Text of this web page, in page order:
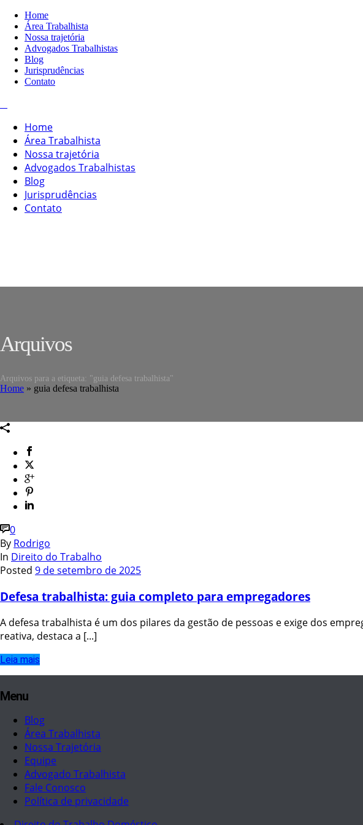
Home
Área Trabalhista
Nossa trajetória
Advogados Trabalhistas
Blog
Jurisprudências
Contato
Home
Área Trabalhista
Nossa trajetória
Advogados Trabalhistas
Blog
Jurisprudências
Contato
Arquivos
Arquivos para a etiqueta: "guia defesa trabalhista"
Home » guia defesa trabalhista
0
By Rodrigo
In Direito do Trabalho
Posted 9 de setembro de 2025
Defesa trabalhista: guia completo para empregadores
A defesa trabalhista é um dos pilares da gestão de pessoas e exige dos
reativa, destaca a [...]
Leia mais
Menu
Blog
Área Trabalhista
Nossa Trajetória
Equipe
Advogado Trabalhista
Fale Conosco
Política de privacidade